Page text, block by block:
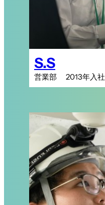
S.S
営業部 2013年入社